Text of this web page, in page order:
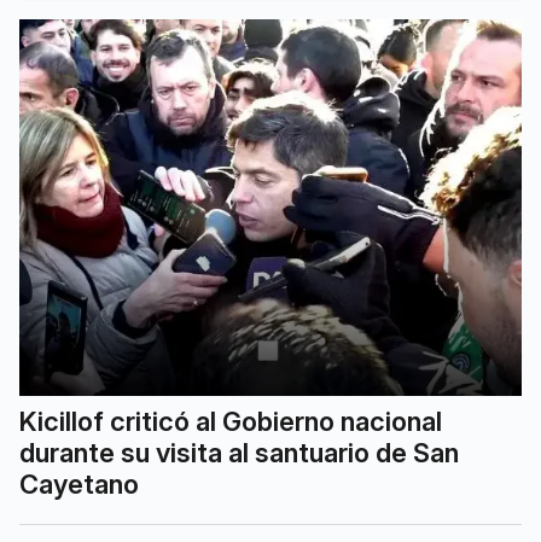
Kicillof criticó al Gobierno nacional
durante su visita al santuario de San
Cayetano